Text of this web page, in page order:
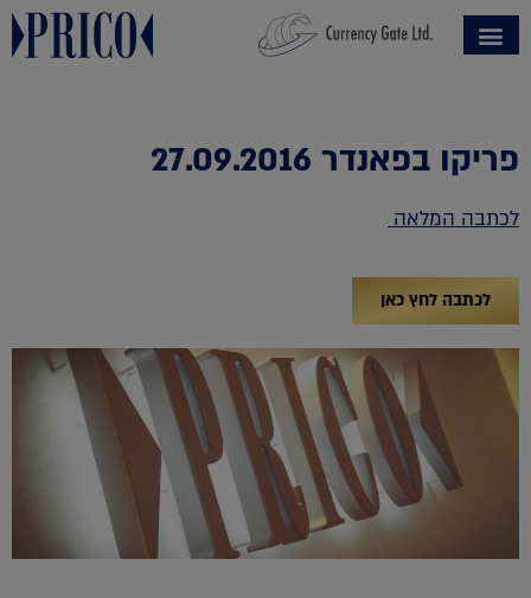
פריקו בפאנדר 27.09.2016
לכתבה המלאה
לכתבה לחץ כאן